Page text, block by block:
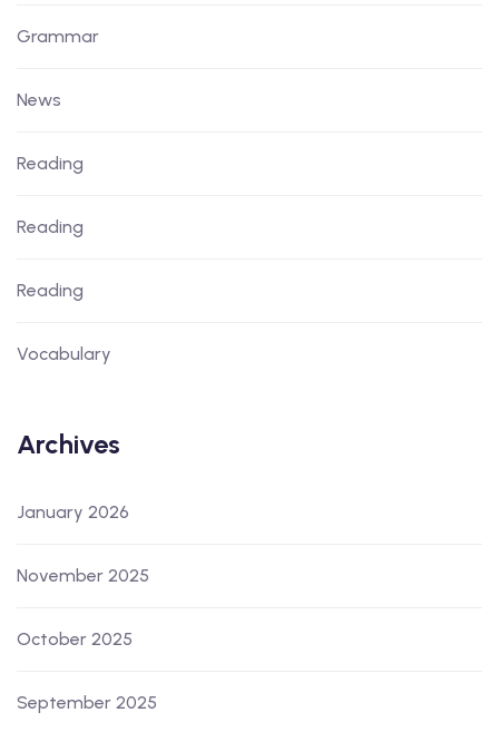
Grammar
News
Reading
Reading
Reading
Vocabulary
Archives
January 2026
November 2025
October 2025
September 2025